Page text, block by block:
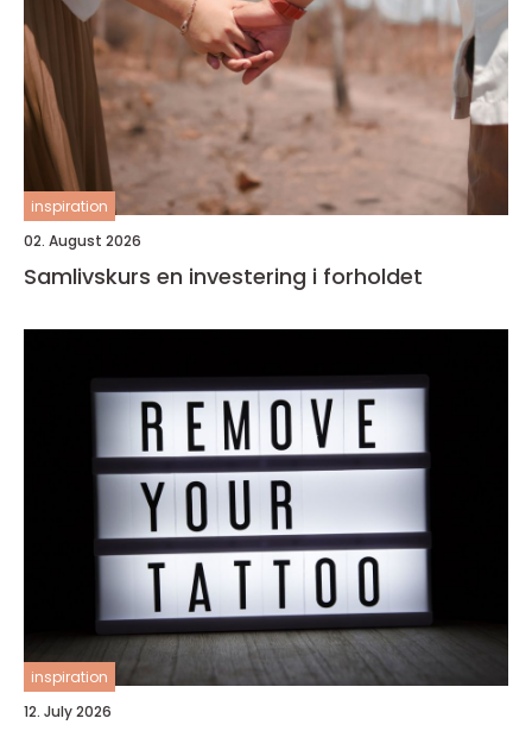
inspiration
02. August 2026
Samlivskurs en investering i forholdet
inspiration
12. July 2026